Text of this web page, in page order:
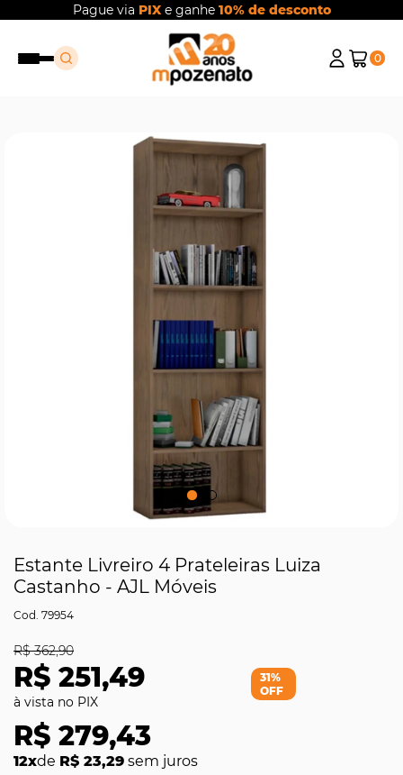
Pague via PIXe ganhe 10% de desconto
0
Estante Livreiro 4 Prateleiras Luiza
Castanho - AJL Móveis
79954
R$ 251,49
R$ 362,90
R$ 279,43
12xde R$ 23,29 sem juros
31%
OFF